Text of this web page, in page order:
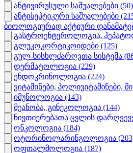
ანტივირუსული საშუალებები (50)
ანტისეპტიკური საშუალებები
ბიოლოგიურად აქტიური
გასტროენტეროლოგია,
გლუკოკორტიკოიდები (125)
გულ-სისხლძარღვთა სისტემა
დერმატოლოგია (229)
ენდოკრინოლოგია (224)
ვიტამინები, პოლივიტამინები,
იმუნოლოგია (143)
მეანობა, გინეკოლოგია (144)
ნივთიერებათა ცვლის
ონკოლოგია (184)
ოტორინოლარინგოლოგია
ოფთალმოლოგია (187)